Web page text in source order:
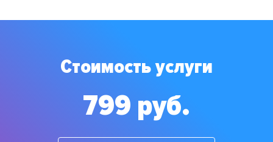
Стоимость услуги
799 руб.